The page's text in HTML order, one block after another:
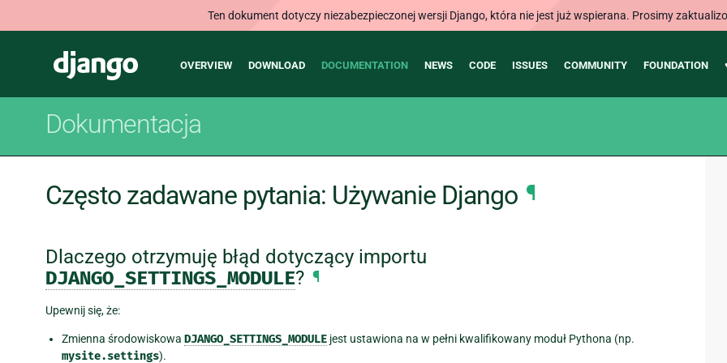
Ten dokument dotyczy niezabezpieczonej wersji Django, która nie jest już wspierana. Prosimy
Django
Main
OVERVIEW DOWNLOAD DOCUMENTATION NEWS CODE ISSUES COMMUNITY FOUNDATION
Dokumentacja
Często zadawane pytania: Używanie Django ¶
Dlaczego otrzymuję błąd dotyczący importu
DJANGO_SETTINGS_MODULE? ¶
Upewnij się, że:
Zmienna środowiskowa DJANGO_SETTINGS_MODULE jest ustawiona na w pełni kwalifikowany moduł Pythona (np.
mysite.settings).